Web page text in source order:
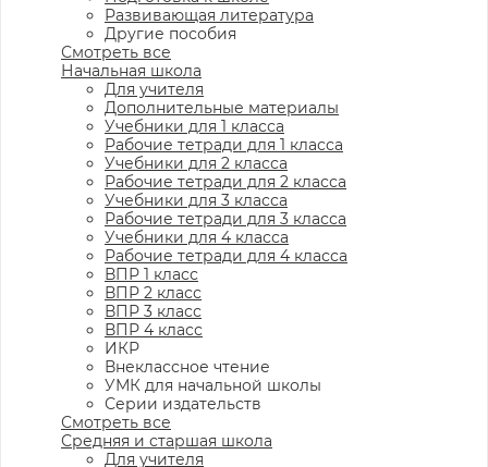
Развивающая литература
Другие пособия
Смотреть все
Начальная школа
Для учителя
Дополнительные материалы
Учебники для 1 класса
Рабочие тетради для 1 класса
Учебники для 2 класса
Рабочие тетради для 2 класса
Учебники для 3 класса
Рабочие тетради для 3 класса
Учебники для 4 класса
Рабочие тетради для 4 класса
ВПР 1 класс
ВПР 2 класс
ВПР 3 класс
ВПР 4 класс
ИКР
Внеклассное чтение
УМК для начальной школы
Серии издательств
Смотреть все
Средняя и старшая школа
Для учителя